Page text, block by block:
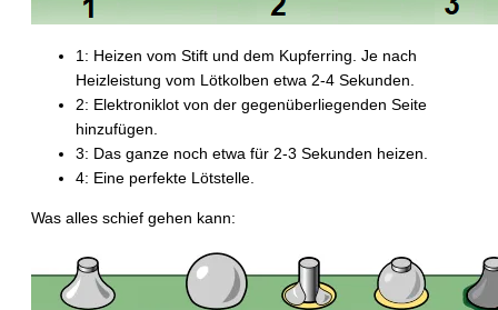
1: Heizen vom Stift und dem Kupferring. Je nach
Heizleistung vom Lötkolben etwa 2-4 Sekunden.
2: Elektroniklot von der gegenüberliegenden Seite
hinzufügen.
3: Das ganze noch etwa für 2-3 Sekunden heizen.
4: Eine perfekte Lötstelle.
Was alles schief gehen kann: